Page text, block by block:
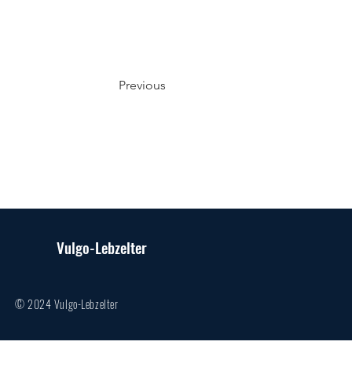
Previous
Vulgo-Lebzelter
© 2024 Vulgo-Lebzelter